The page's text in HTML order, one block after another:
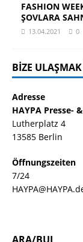
FASHION
ŞOVLARA
13.04.2021 0
BIZE
Adresse
HAYPA Presse-
Lutherplatz 4
13585 Berlin
Öffnungszeiten
7/24